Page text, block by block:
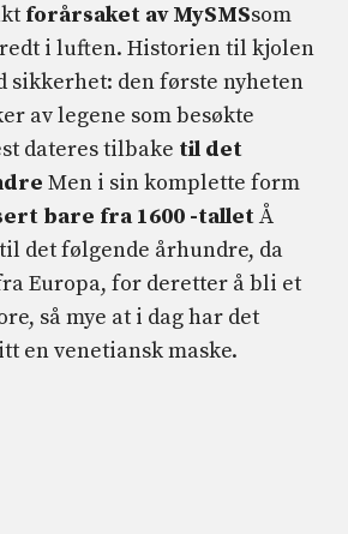
forårsaket av MySMSsom
i luften. Historien til kjolen
sikkerhet: den første nyheten
av legene som besøkte
dateres tilbake til det
Men i sin komplette form
bare fra 1600 -talletÅ
det følgende århundre, da
Europa, for deretter å bli et
så mye at i dag har det
en venetiansk maske.